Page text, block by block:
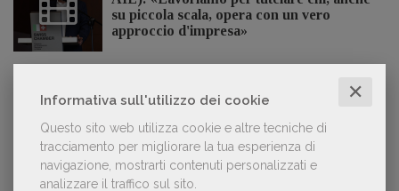
Informativa sull'utilizzo dei cookie ✕
Questo sito web utilizza cookie e altre tecniche di
tracciamento per migliorare la tua esperienza di
navigazione, mostrarti contenuti personalizzati e
analizzare il traffico sul sito.
su piccola scala, opera con un vero
approccio d'impresa»
Lavoro: 7 posizioni aperte e 9 stage in